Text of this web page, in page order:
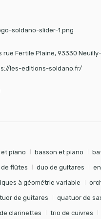
rue Fertile Plaine, 93330
les-editions-soldano.fr/
piano basson et piano
flûtes duo de guitares
à géométrie variable
de guitares quatuor de
clarinettes trio de cuivres